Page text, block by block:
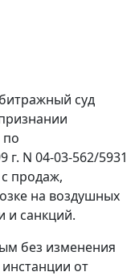
суд
г. N 04-03-562/5931
продаж,
на воздушных
и санкций.
без изменения
от